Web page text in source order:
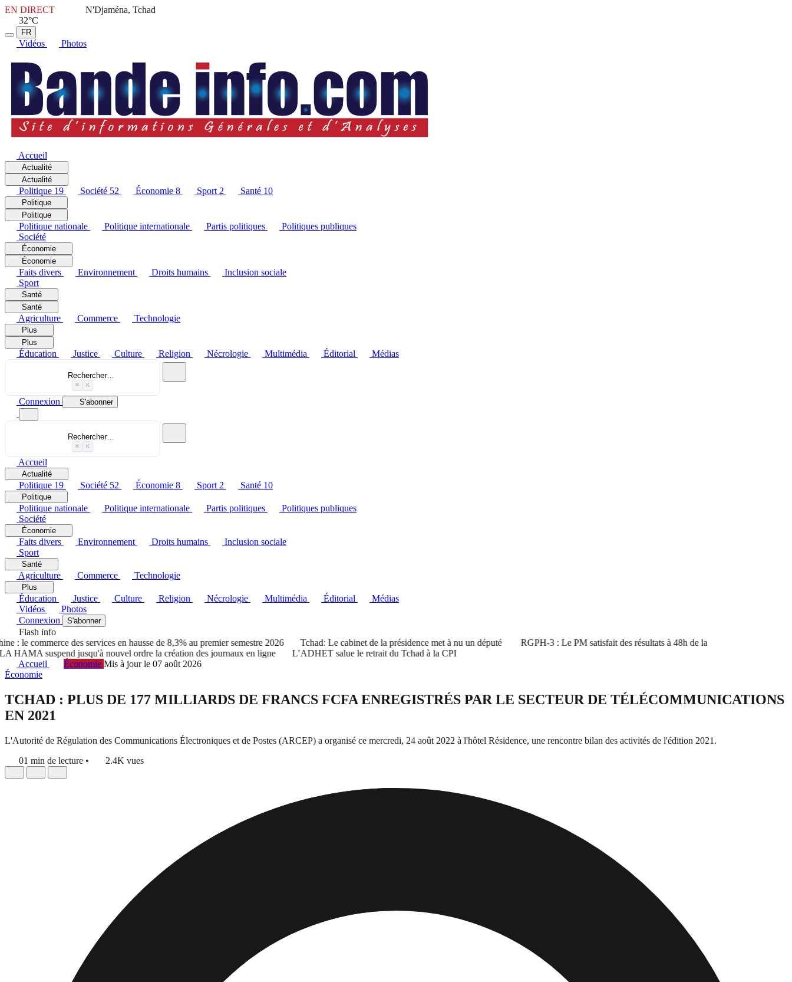
EN DIRECT
N'Djaména, Tchad
32°C
FR
Vidéos Photos
Accueil
Actualité
Actualité
Politique 19 Société 52 Économie 8 Sport 2 Santé 10
Politique
Politique
Politique nationale Politique internationale Partis politiques
Politiques publiques
Société
Économie
Économie
Faits divers Environnement Droits humains
Inclusion sociale
Sport
Santé
Santé
Agriculture Commerce Technologie
Plus
Plus
Éducation Justice Culture Religion Nécrologie Multimédia Éditorial Médias
Rechercher…
⌘ K
Connexion S'abonner
Rechercher…
⌘ K
Accueil
Actualité
Politique 19 Société 52 Économie 8 Sport 2 Santé 10
Politique
Politique nationale Politique internationale Partis politiques
Politiques publiques
Société
Économie
Faits divers Environnement Droits humains
Inclusion sociale
Sport
Santé
Agriculture Commerce Technologie
Plus
Éducation Justice Culture Religion Nécrologie Multimédia Éditorial
Médias
Vidéos
Photos
Connexion
S'abonner
Flash info
le commerce des services en hausse de 8,3% au premier semestre 2026
Tchad: Le cabinet de la présidence met à nu un député
RGPH-3 : Le PM satisfait des résultats à 48h de la
suspend jusqu'à nouvel ordre la création des journaux en ligne
L’ADHET salue le retrait du Tchad à la CPI
Accueil
Économie Mis à jour le 07 août 2026
Économie
TCHAD : PLUS DE 177 MILLIARDS DE FRANCS FCFA ENREGISTRÉS PAR LE SECTEUR DE TÉLÉCOMMUNICATIONS
EN 2021
L'Autorité de Régulation des Communications Électroniques et de Postes (ARCEP) a organisé ce mercredi, 24 août 2022 à l'hôtel Résidence, une rencontre bilan des activités de l'édition 2021.
01 min de lecture • 2.4K vues